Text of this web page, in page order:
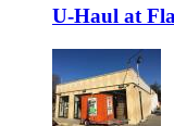
U-Haul at